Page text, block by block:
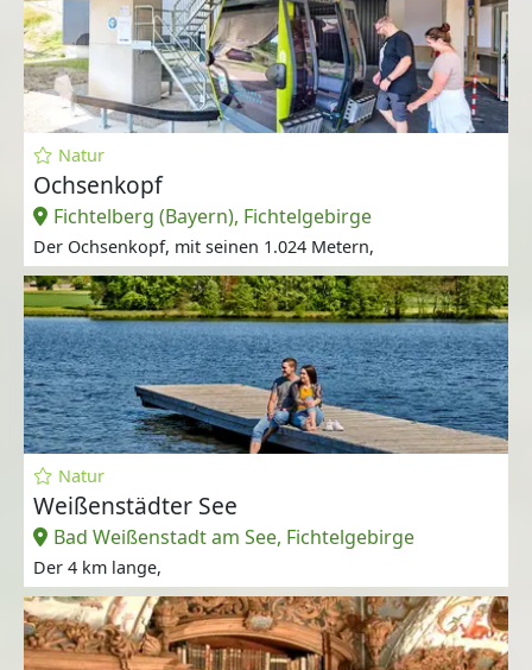
Natur
Ochsenkopf
Fichtelberg (Bayern), Fichtelgebirge
Der Ochsenkopf, mit seinen 1.024 Metern,
Natur
Weißenstädter See
Bad Weißenstadt am See, Fichtelgebirge
Der 4 km lange,